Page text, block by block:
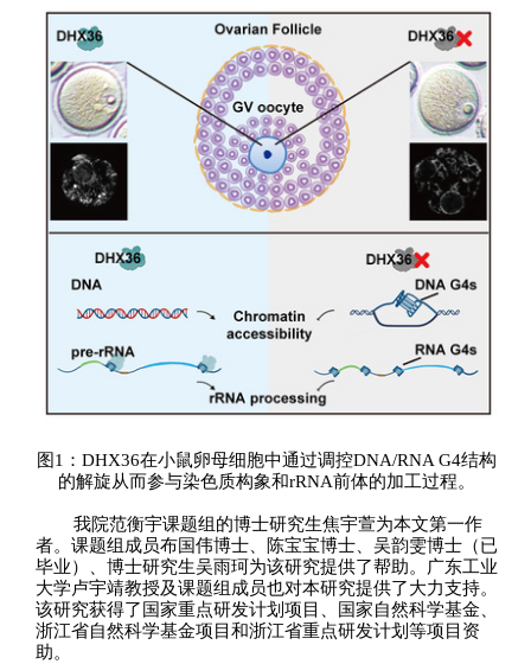
图 1 ： DHX36在小鼠卵母细胞中通过调控DNA/RNA G4结构
的解旋从而参与染色质构象和rRNA前体的加工过程。
我院范衡宇课题组的博士研究生焦宇萱为本文第一作
者。课题组成员布国伟博士、陈宝宝博士、吴韵雯博士（已
毕业）、博士研究生吴雨珂为该研究提供了帮助。广东工业
大学卢宇靖教授及课题组成员也对本研究提供了大力支持。
该研究获得了国家重点研发计划项目、国家自然科学基金、
浙江省自然科学基金项目和浙江省重点研发计划等项目资
助。